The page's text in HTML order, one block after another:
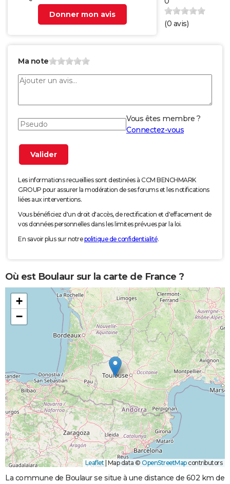
Donner mon avis
(0 avis)
Ma note
Vous êtes membre ?
Connectez-vous
Les informations recueillies sont destinées à CCM BENCHMARK
GROUP pour assurer la modération de ses forums et les notifications
liées aux interventions.
Vous bénéficiez d'un droit d'accès, de rectification et d'effacement de
vos données personnelles dans les limites prévues par la loi.
En savoir plus sur notrepolitique de confidentialité.
Où est Boulaur sur la carte de France ?
+
−
Leaflet Map data © OpenStreetMapcontributors
La commune de Boulaur se situe à une distance de 602 km de